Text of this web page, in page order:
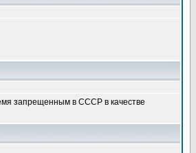
запрещенным в СССР в качестве